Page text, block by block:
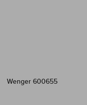
Wenger 600655